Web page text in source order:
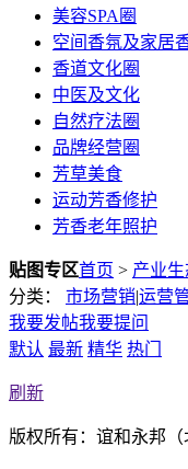
美容SPA圈
空间香氛及家居
香道文化圈
中医及文化
自然疗法圈
品牌经营圈
芳草美食
运动芳香修护
芳香老年照护
贴图专区首页 > 产业生
分类：
市场营销|运营
我要发帖我要提问
默认 最新 精华 热门
刷新
版权所有：谊和永邦（